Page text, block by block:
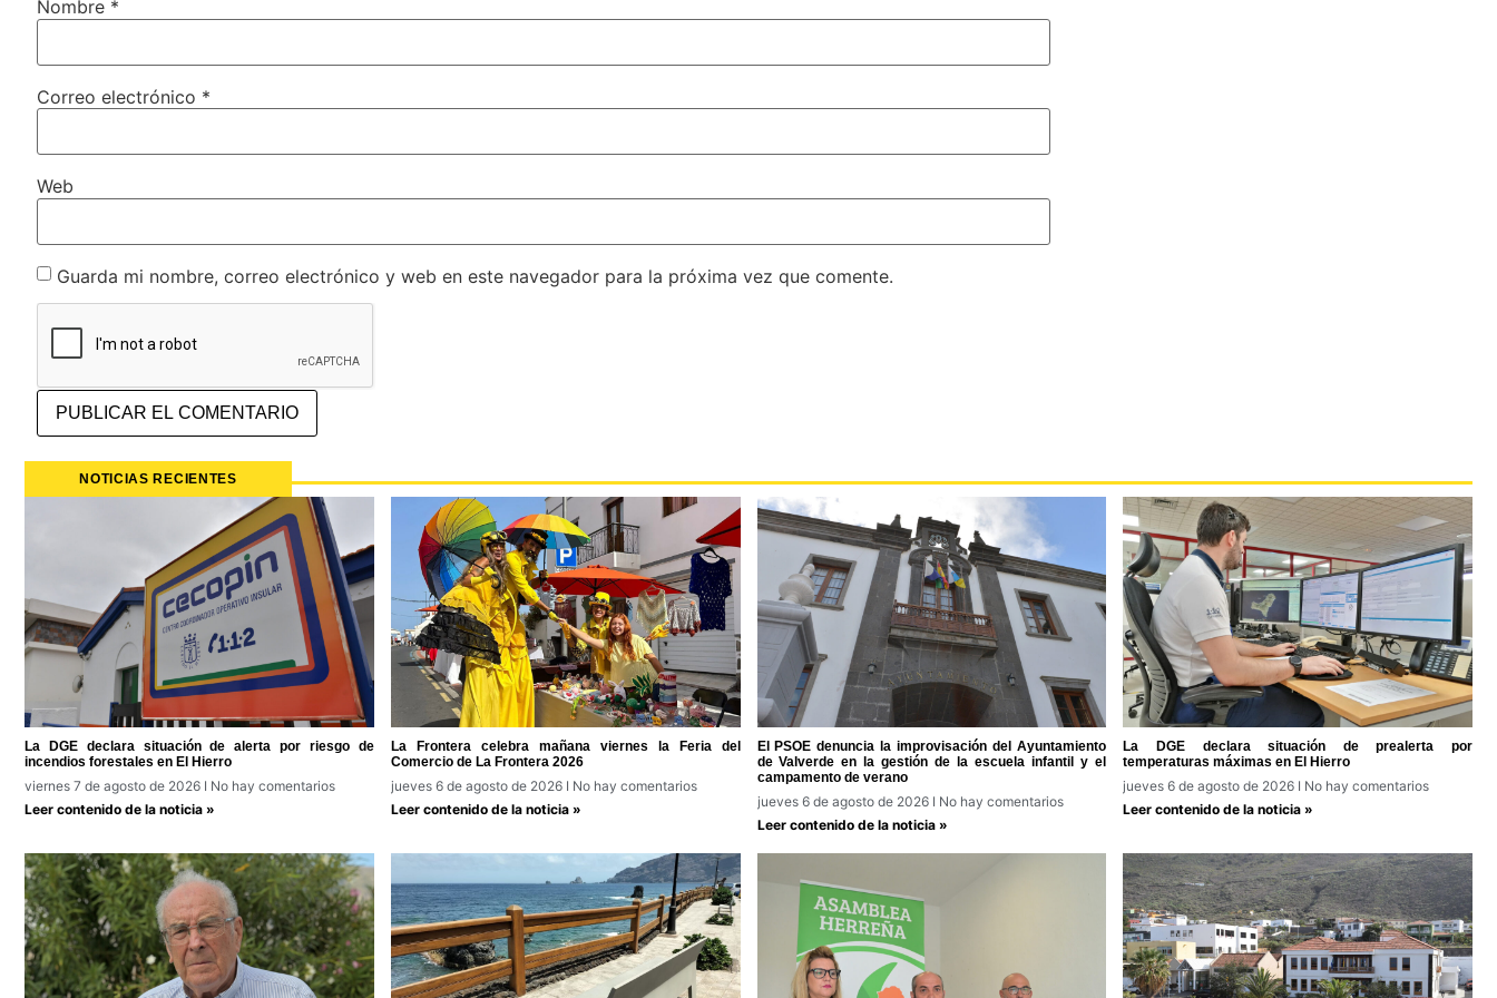
Nombre *
Correo electrónico *
Web
Guarda mi nombre, correo electrónico y web en este navegador para la próxima vez que comente.
NOTICIAS RECIENTES
La DGE declara situación de alerta por riesgo de
incendios forestales en El Hierro
viernes 7 de agosto de 2026
No hay comentarios
Leer contenido de la noticia »
La Frontera celebra mañana viernes la Feria del
Comercio de La Frontera 2026
jueves 6 de agosto de 2026
No hay comentarios
Leer contenido de la noticia »
El PSOE denuncia la improvisación del Ayuntamiento
de Valverde en la gestión de la escuela infantil y el
campamento de verano
jueves 6 de agosto de 2026
No hay comentarios
Leer contenido de la noticia »
La DGE declara situación de prealerta por
temperaturas máximas en El Hierro
jueves 6 de agosto de 2026
No hay comentarios
Leer contenido de la noticia »